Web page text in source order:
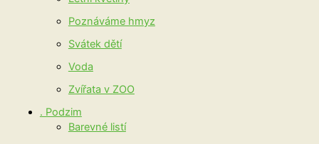
Poznáváme hmyz
Svátek dětí
Voda
Zvířata v ZOO
. Podzim
Barevné listí